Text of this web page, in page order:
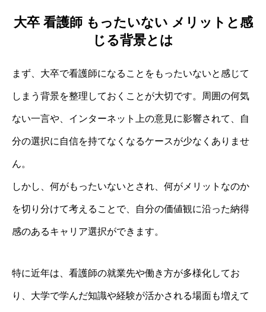
大卒 看護師 もったいない メリットと感
じる背景とは
まず、大卒で看護師になることをもったいないと感じて
しまう背景を整理しておくことが大切です。周囲の何気
ない一言や、インターネット上の意見に影響されて、自
分の選択に自信を持てなくなるケースが少なくありませ
ん。
しかし、何がもったいないとされ、何がメリットなのか
を切り分けて考えることで、自分の価値観に沿った納得
感のあるキャリア選択ができます。
特に近年は、看護師の就業先や働き方が多様化してお
り、大学で学んだ知識や経験が活かされる場面も増えて